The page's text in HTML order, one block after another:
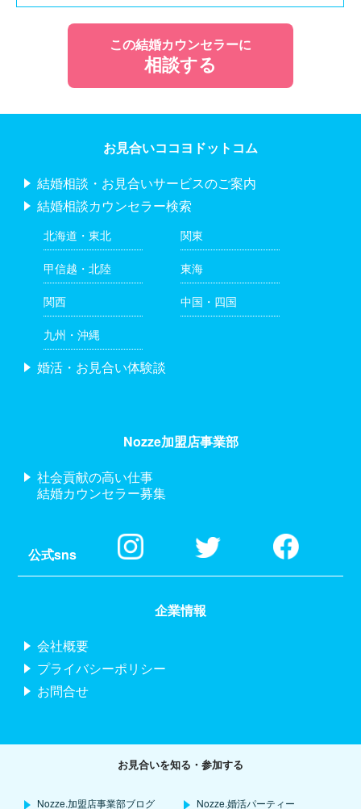
この結婚カウンセラーに
相談する
お見合いココヨドットコム
結婚相談・お見合いサービスのご案内
結婚相談カウンセラー検索
北海道・東北 関東
甲信越・北陸 東海
関西 中国・四国
九州・沖縄
婚活・お見合い体験談
Nozze加盟店事業部
社会貢献の高い仕事
結婚カウンセラー募集
公式sns
企業情報
会社概要
プライバシーポリシー
お問合せ
お見合いを知る・参加する
Nozze.加盟店事業部ブログ Nozze.婚活パーティー